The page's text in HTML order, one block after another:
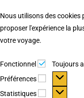
Nous utilisons des
proposer l'expérience la
votre voyage.
Fonctionnel
Toujours
Préférences
Préférences
Statistiques Statistiques